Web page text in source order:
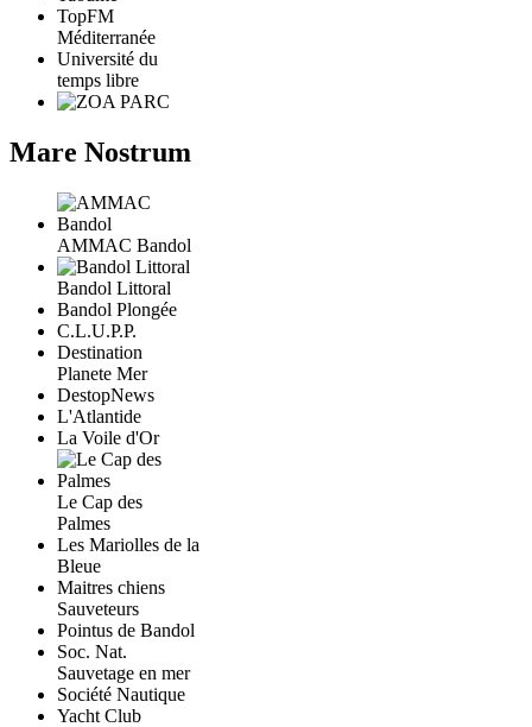
TopFM
Méditerranée
Université du
temps libre
Mare Nostrum
AMMAC Bandol
Bandol Littoral
Bandol Plongée
C.L.U.P.P.
Destination
Planete Mer
DestopNews
L'Atlantide
La Voile d'Or
Le Cap des
Palmes
Les Mariolles de la
Bleue
Maitres chiens
Sauveteurs
Pointus de Bandol
Soc. Nat.
Sauvetage en mer
Société Nautique
Yacht Club